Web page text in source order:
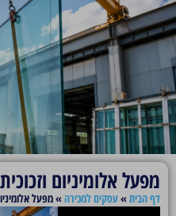
מפעל אלומיניום
דף הבית »עסקים למכירה »מפעל